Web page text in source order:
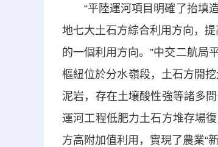
“平陸運河項目明確了抬填造
地七大土石方綜合利用方向，
的一個利用方向。”中交二航局
樞紐位於分水嶺段，土石方開
泥岩，存在土壤酸性強等諸多
運河工程低肥力土石方堆存場
方高附加值利用，實現了農業“